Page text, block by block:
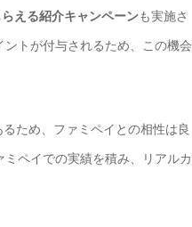
える紹介キャンペーンも実施さ
トが付与されるため、この機会
ため、ファミペイとの相性は良
ペイでの実績を積み、リアルカ